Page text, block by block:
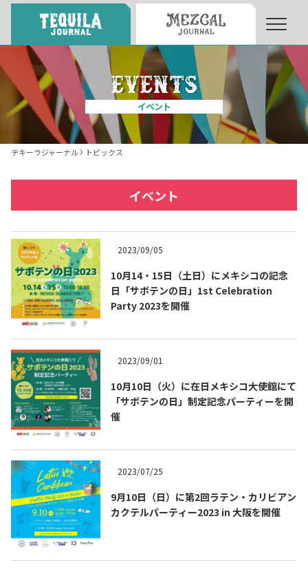
About About Tequila Journal
テキーラとは What’s Tequila
テキーラマーケット
テキーラの飲み方 How to Drink Tequila
メキシコ料理 Cuisines of Mexico
メキシコ旅行
メキシコの記念日 Events of Mexico
トピックス一覧
イベント
テキーラジャーナル トピックス
イベント
2023/09/05
10月14・15日（土日）にメキシコの記念
日「サボテンの日」1st Celebration
Party 2023を開催
2023/09/01
10月10日（火）に在日メキシコ大使館にて
「サボテンの日」制定記念パーティーを開
催
2023/07/25
9月10日（日）に第2回ラテン・カリビアン
カクテルパーティー2023 in 大阪を開催